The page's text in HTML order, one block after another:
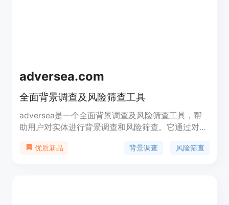
adversea.com
全面背景调查及风险筛查工具
adversea是一个全面背景调查及风险筛查工具，帮
助用户对实体进行背景调查和风险筛查。它通过对媒
析，帮助用户了解实体的信用、声誉和风险情况。
优质新品 背景调查 风险筛查